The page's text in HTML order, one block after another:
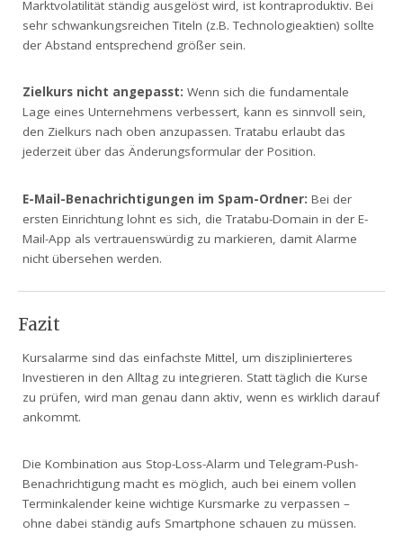
Marktvolatilität ständig ausgelöst wird, ist kontraproduktiv. Bei
sehr schwankungsreichen Titeln (z.B. Technologieaktien) sollte
der Abstand entsprechend größer sein.
Zielkurs nicht angepasst: Wenn sich die fundamentale
Lage eines Unternehmens verbessert, kann es sinnvoll sein,
den Zielkurs nach oben anzupassen. Tratabu erlaubt das
jederzeit über das Änderungsformular der Position.
E-Mail-Benachrichtigungen im Spam-Ordner: Bei der
ersten Einrichtung lohnt es sich, die Tratabu-Domain in der E-
Mail-App als vertrauenswürdig zu markieren, damit Alarme
nicht übersehen werden.
Fazit
Kursalarme sind das einfachste Mittel, um disziplinierteres
Investieren in den Alltag zu integrieren. Statt täglich die Kurse
zu prüfen, wird man genau dann aktiv, wenn es wirklich darauf
ankommt.
Die Kombination aus Stop-Loss-Alarm und Telegram-Push-
Benachrichtigung macht es möglich, auch bei einem vollen
Terminkalender keine wichtige Kursmarke zu verpassen –
ohne dabei ständig aufs Smartphone schauen zu müssen.